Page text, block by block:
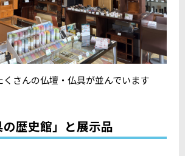
くさんの仏壇・仏具が並んでいます
の歴史館」と展示品